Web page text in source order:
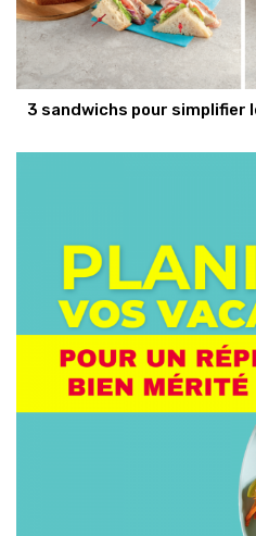
3 sandwichs pour simplifier